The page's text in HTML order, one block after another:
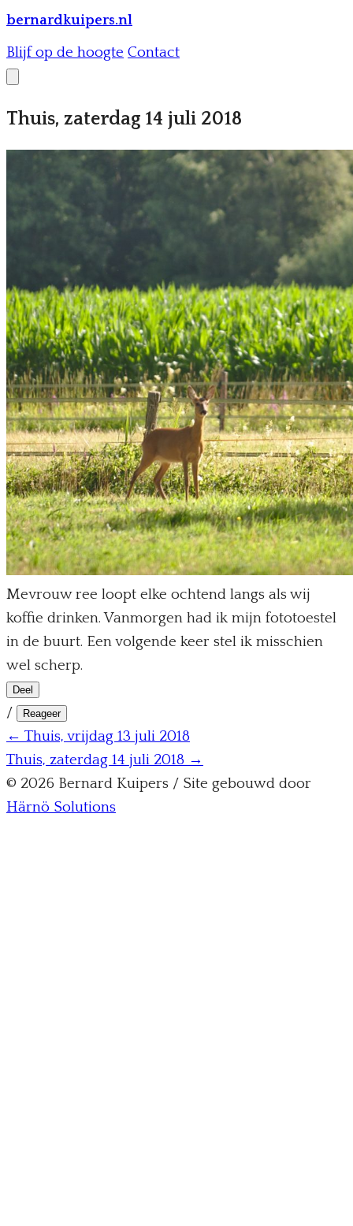
bernardkuipers.nl
Blijf op de hoogte Contact
Thuis, zaterdag 14 juli 2018
Mevrouw ree loopt elke ochtend langs als wij
koffie drinken. Vanmorgen had ik mijn fototoestel
in de buurt. Een volgende keer stel ik misschien
wel scherp.
Deel
/ Reageer
← Thuis, vrijdag 13 juli 2018
Thuis, zaterdag 14 juli 2018 →
© 2026 Bernard Kuipers / Site gebouwd door
Härnö Solutions